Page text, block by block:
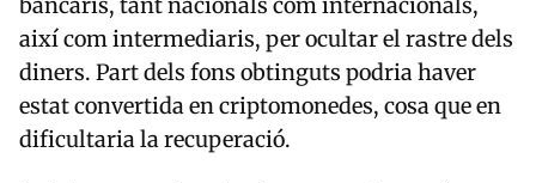
bancaris, tant nacionals com internacionals,
així com intermediaris, per ocultar el rastre dels
diners. Part dels fons obtinguts podria haver
estat convertida en criptomonedes, cosa que en
dificultaria la recuperació.